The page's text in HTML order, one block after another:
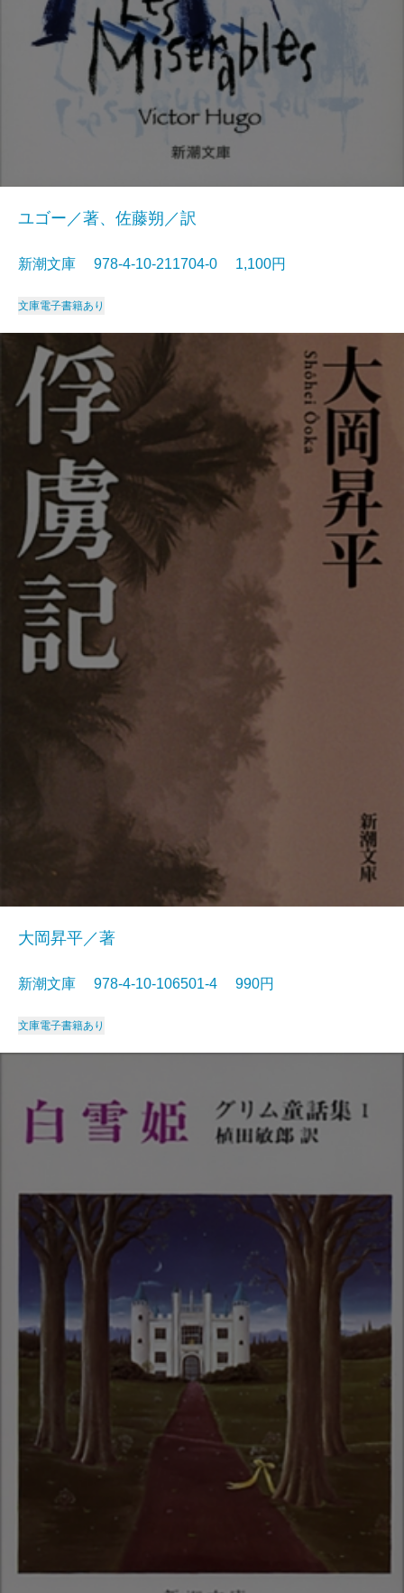
ユゴー／著、佐藤朔／訳
新潮文庫 978-4-10-211704-0 1,100円
文庫電子書籍あり
大岡昇平／著
新潮文庫 978-4-10-106501-4 990円
文庫電子書籍あり